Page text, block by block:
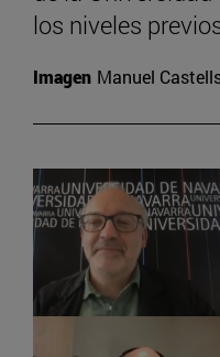
los niveles
Imagen Manuel